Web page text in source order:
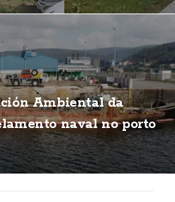
Ambiental da
naval no porto